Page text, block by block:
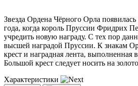
Звезда Ордена Чёрного Орла появилась
года, когда король Пруссии Фридрих
учредить новую награду. С тех пор
высшей наградой Пруссии. К знакам
крест и наградная лента, выполненная
Большой крест следует носить на
Характеристики